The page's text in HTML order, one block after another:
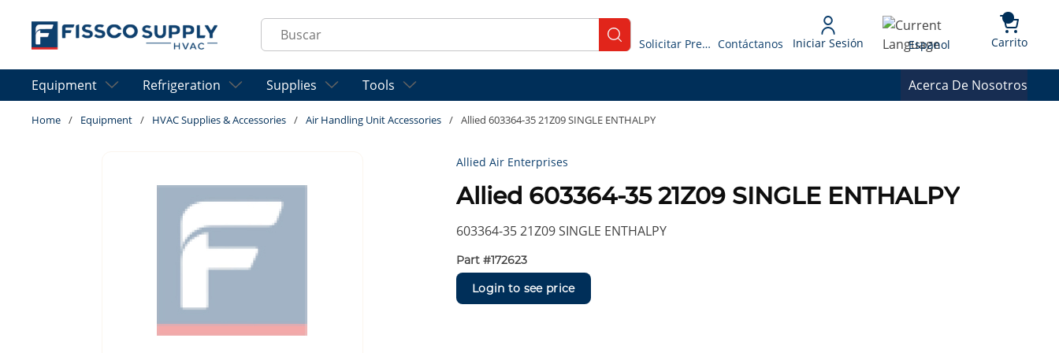
Skip to main content
Site Search
submit search
Solicitar Presupuesto Contáctanos Iniciar Sesión Language
Espanol Carrito{0}
Equipment Refrigeration Supplies Tools Acerca De Nosotros
Home / Equipment / HVAC Supplies & Accessories / Air Handling Unit Accessories / Allied 603364-35 21Z09 SINGLE ENTHALPY
Allied Air Enterprises
Allied 603364-35 21Z09 SINGLE ENTHALPY
603364-35 21Z09 SINGLE ENTHALPY
Part #172623
Login to see price